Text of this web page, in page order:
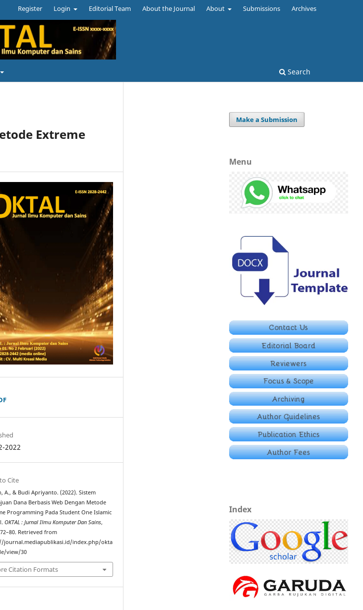
Search
Register Login Editorial Team About the Journal About Submissions Archives
Extreme
2022
Cite
A., & Budi Apriyanto. (2022). Sistem
Dana Berbasis Web Dengan Metode
Programming Pada Student One Islamic
OKTAL : Jurnal Ilmu Komputer Dan Sains,
Retrieved from
journal.mediapublikasi.id/index.php/okta
view/30
Citation Formats
Make a Submission
Menu
Index